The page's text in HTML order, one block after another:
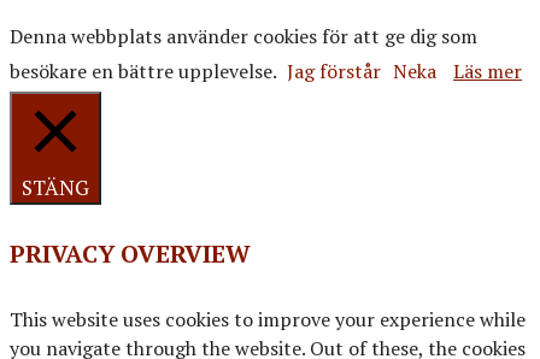
Denna webbplats använder cookies för att ge dig som
besökare en bättre upplevelse. Jag förstår Neka Läs mer
STÄNG
PRIVACY OVERVIEW
This website uses cookies to improve your experience while
you navigate through the website. Out of these, the cookies